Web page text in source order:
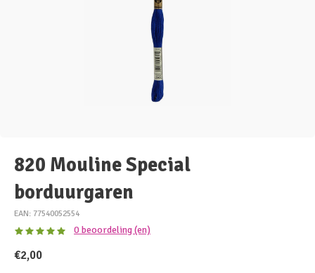
820 Mouline Special
borduurgaren
EAN: 77540052554
0 beoordeling (en)
€2,00